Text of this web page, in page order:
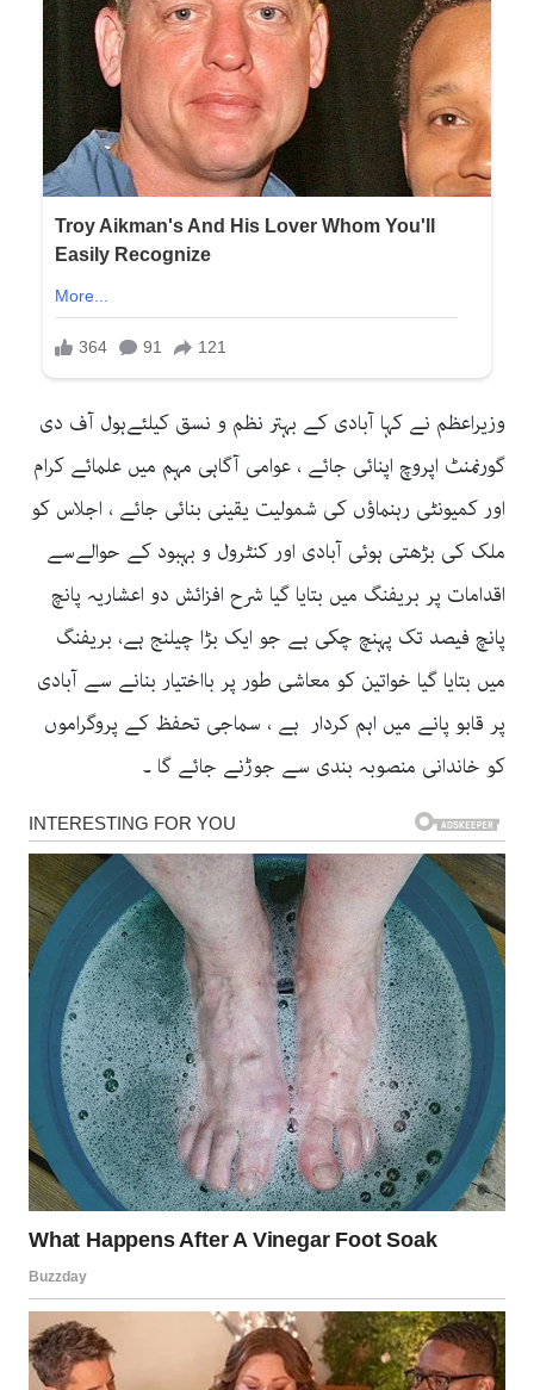
وزیراعظم نے کہا آبادی کے بہتر نظم و نسق کیلئےہول آف دی
گورنمنٹ اپروچ اپنائی جائے ، عوامی آگاہی مہم میں علمائے کرام
اور کمیونٹی رہنماؤں کی شمولیت یقینی بنائی جائے ، اجلاس کو
ملک کی بڑھتی ہوئی آبادی اور کنٹرول و بہبود کے حوالےسے
اقدامات پر بریفنگ میں بتایا گیا شرح افزائش دو اعشاریہ پانچ
پانچ فیصد تک پہنچ چکی ہے جو ایک بڑا چیلنج ہے، بریفنگ
میں بتایا گیا خواتین کو معاشی طور پر بااختیار بنانے سے آبادی
پر قابو پانے میں اہم کردار ہے ، سماجی تحفظ کے پروگراموں
کو خاندانی منصوبہ بندی سے جوڑنے جائے گا ۔